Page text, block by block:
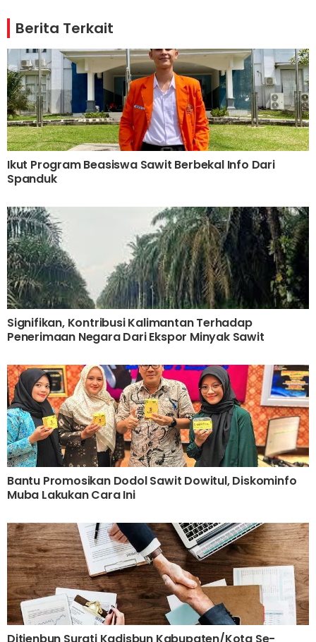
Berita Terkait
Ikut Program Beasiswa Sawit Berbekal Info Dari
Spanduk
Signifikan, Kontribusi Kalimantan Terhadap
Penerimaan Negara Dari Ekspor Minyak Sawit
Bantu Promosikan Dodol Sawit Dowitul, Diskominfo
Muba Lakukan Cara Ini
Ditjenbun Surati Kadisbun Kabupaten/Kota Se-